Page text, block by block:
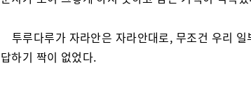
투루다루가 자라안은 자라안대로, 무조건 우리
답하기 짝이 없었다.